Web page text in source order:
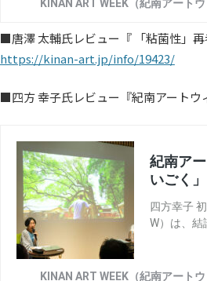
■唐澤 太輔氏レビュー『 「粘菌性」再
https://kinan-art.jp/info/19423/
■四方 幸子氏レビュー『紀南アートウ